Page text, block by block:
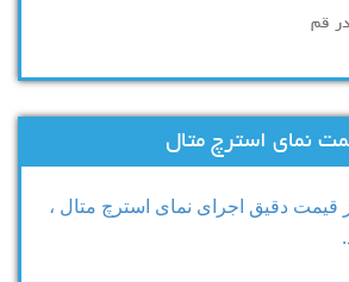
قم
نمای استرچ متال
قیمت دقیق اجرای نمای استرچ متال ،